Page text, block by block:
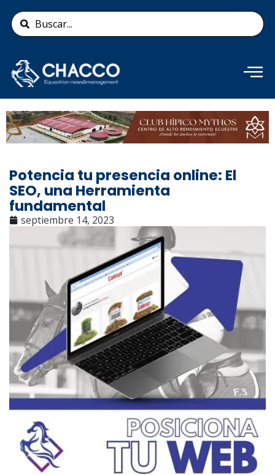
contenido
Search
...
Añade aquí tu texto de
cabecera
Potencia tu presencia online: El
SEO, una Herramienta
fundamental
septiembre 14, 2023